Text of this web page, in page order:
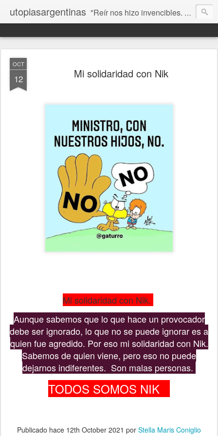
utopiasargentinas "Reír nos hizo invencibles. No como los que siempre ganan, sino como aquellos que no se rinden”. Frida Kahlo
OCT
12 Mi solidaridad con Nik
Mi solidaridad con Nik.
Aunque sabemos que lo que hace un provocador
debe ser ignorado, lo que no se puede ignorar es a
quien fue agredido. Por eso mi solidaridad con Nik.
Sabemos de quien viene, pero eso no puede
dejarnos indiferentes. Son malas personas.
TODOS SOMOS NIK
Publicado hace 12th October 2021 por Stella Maris Coniglio